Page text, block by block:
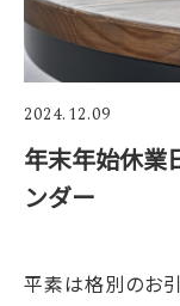
2024.12.09
年末年始休業
ンダー
平素は格別のお